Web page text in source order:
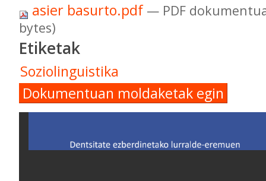
asier basurto.pdf — PDF
bytes)
Etiketak
Soziolinguistika
Dokumentuan moldaketak egin